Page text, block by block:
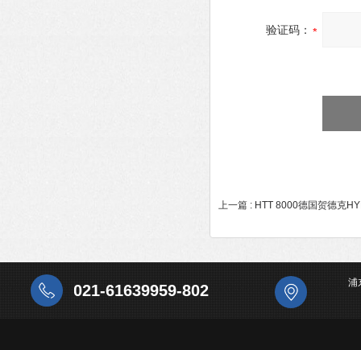
验证码：
上一篇 : HTT 8000德国贺德克
021-61639959-802 浦